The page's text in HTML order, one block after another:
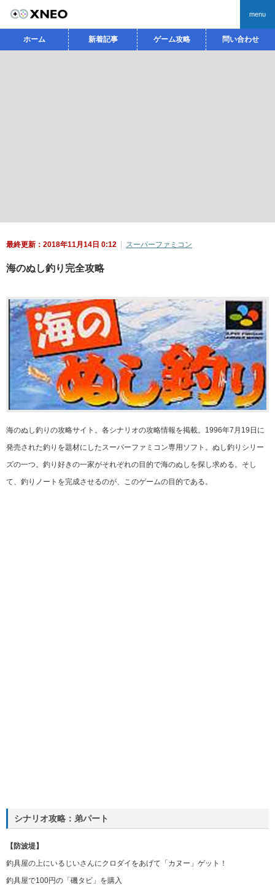
menu
ホーム 新着記事 ゲーム攻略 問い合わせ
最終更新：2018年11月14日 0:12 スーパーファミコン
海のぬし釣り完全攻略
海のぬし釣りの攻略サイト。各シナリオの攻略情報を掲載。1996年7月19日に
発売された釣りを題材にしたスーパーファミコン専用ソフト。ぬし釣りシリー
ズの一つ。釣り好きの一家がそれぞれの目的で海のぬしを探し求める。そし
て、釣りノートを完成させるのが、このゲームの目的である。
シナリオ攻略：弟パート
【防波堤】
釣具屋の上にいるじいさんにクロダイをあげて「カヌー」ゲット！
釣具屋で100円の「磯タビ」を購入